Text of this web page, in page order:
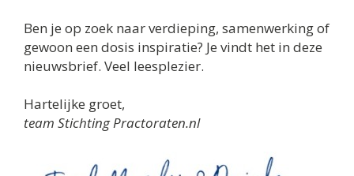
Ben je op zoek naar verdieping, samenwerking of
gewoon een dosis inspiratie? Je vindt het in deze
nieuwsbrief. Veel leesplezier.
Hartelijke groet,
team Stichting Practoraten.nl